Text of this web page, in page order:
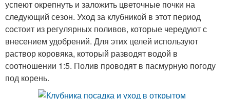
успеют окрепнуть и заложить цветочные почки на
следующий сезон. Уход за клубникой в этот период
состоит из регулярных поливов, которые чередуют с
внесением удобрений. Для этих целей используют
раствор коровяка, который разводят водой в
соотношении 1:5. Полив проводят в пасмурную погоду
под корень.